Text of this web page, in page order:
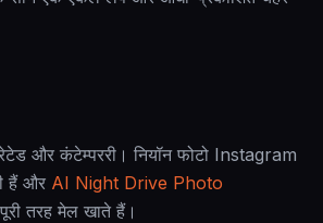
और कंटेम्पररी। नियॉन फोटो Instagram
हैं और AI Night Drive Photo
तरह मेल खाते हैं।